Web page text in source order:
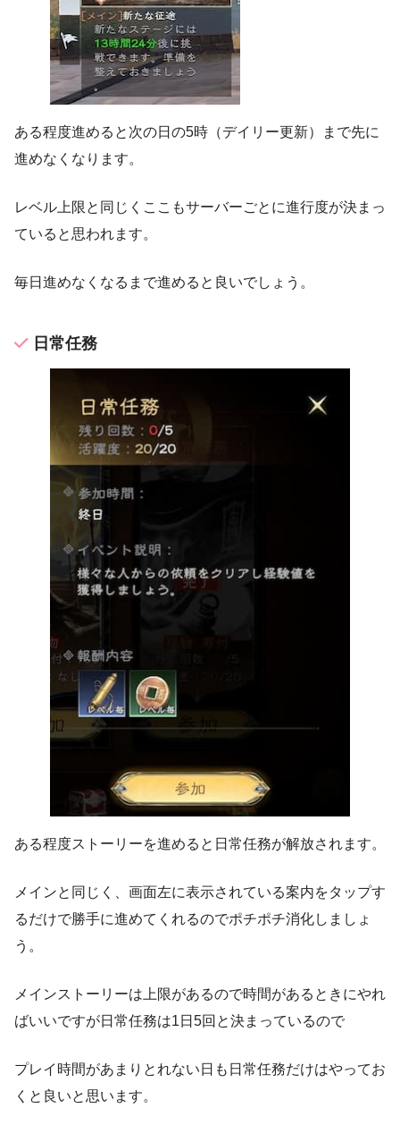
ある程度進めると次の日の5時（デイリー更新）まで先に
進めなくなります。
レベル上限と同じくここもサーバーごとに進行度が決まっ
ていると思われます。
毎日進めなくなるまで進めると良いでしょう。
日常任務
ある程度ストーリーを進めると日常任務が解放されます。
メインと同じく、画面左に表示されている案内をタップす
るだけで勝手に進めてくれるのでポチポチ消化しましょ
う。
メインストーリーは上限があるので時間があるときにやれ
ばいいですが日常任務は1日5回と決まっているので
プレイ時間があまりとれない日も日常任務だけはやってお
くと良いと思います。